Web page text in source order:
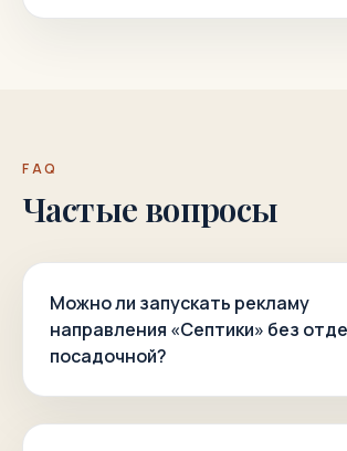
FAQ
Частые вопросы
Можно ли запускать рекламу
направления «Септики» без
посадочной?